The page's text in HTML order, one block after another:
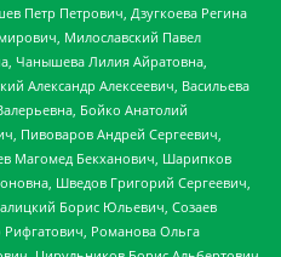
Петр Петрович, Дзугкоева Регина
Милославский Павел
Чанышева Лилия Айратовна,
Александр Алексеевич, Васильева
Бойко Анатолий
Пивоваров Андрей Сергеевич,
Магомед Бекханович, Шарипков
Шведов Григорий Сергеевич,
Борис Юльевич, Созаев
Романова Ольга